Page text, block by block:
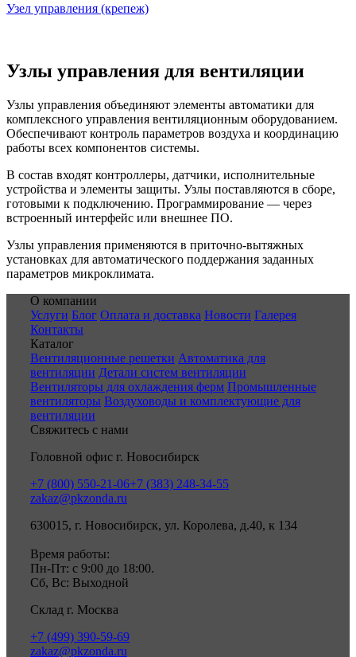
Узел управления (крепеж)
Узлы управления для вентиляции
Узлы управления объединяют элементы автоматики для
комплексного управления вентиляционным оборудованием.
Обеспечивают контроль параметров воздуха и координацию
работы всех компонентов системы.
В состав входят контроллеры, датчики, исполнительные
устройства и элементы защиты. Узлы поставляются в сборе,
готовыми к подключению. Программирование — через
встроенный интерфейс или внешнее ПО.
Узлы управления применяются в приточно-вытяжных
установках для автоматического поддержания заданных
параметров микроклимата.
О компании
Услуги Блог Оплата и доставка Новости Галерея
Контакты
Каталог
Вентиляционные решетки Автоматика для
вентиляции Детали систем вентиляции
Вентиляторы для охлаждения ферм Промышленные
вентиляторы Воздуховоды и комплектующие для
вентиляции
Свяжитесь с нами
Головной офис г. Новосибирск
+7 (800) 550-21-06+7 (383) 248-34-55
zakaz@pkzonda.ru
630015, г. Новосибирск, ул. Королева, д.40, к 134
Время работы:
Пн-Пт: с 9:00 до 18:00.
Сб, Вс: Выходной
Склад г. Москва
+7 (499) 390-59-69
zakaz@pkzonda.ru